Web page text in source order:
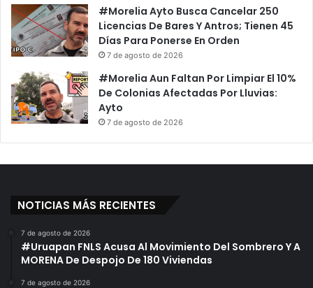
#Morelia Ayto Busca Cancelar 250
Licencias De Bares Y Antros; Tienen 45
Días Para Ponerse En Orden
7 de agosto de 2026
#Morelia Aun Faltan Por Limpiar El 10%
De Colonias Afectadas Por Lluvias:
Ayto
7 de agosto de 2026
NOTICIAS MÁS RECIENTES
7 de agosto de 2026
#Uruapan FNLS Acusa Al Movimiento Del Sombrero Y A
MORENA De Despojo De 180 Viviendas
7 de agosto de 2026